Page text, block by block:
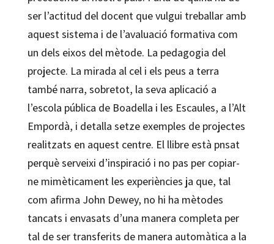
ser l’actitud del docent que vulgui treballar amb
aquest sistema i de l’avaluació formativa com
un dels eixos del mètode. La pedagogia del
projecte. La mirada al cel i els peus a terra
també narra, sobretot, la seva aplicació a
l’escola pública de Boadella i les Escaules, a l’Alt
Empordà, i detalla setze exemples de projectes
realitzats en aquest centre. El llibre està pnsat
perquè serveixi d’inspiració i no pas per copiar-
ne mimèticament les experiències ja que, tal
com afirma John Dewey, no hi ha mètodes
tancats i envasats d’una manera completa per
tal de ser transferits de manera automàtica a la